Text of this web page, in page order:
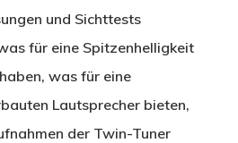
und Sichttests
für eine Spitzenhelligkeit
was für eine
Lautsprecher bieten,
der Twin-Tuner